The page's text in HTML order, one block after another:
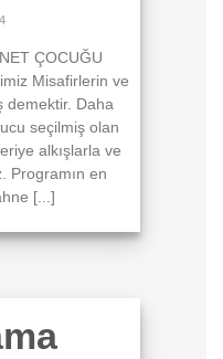
ÇOCUĞU
Misafirlerin ve
demektir. Daha
seçilmiş olan
alkışlarla ve
Programın en
[...]